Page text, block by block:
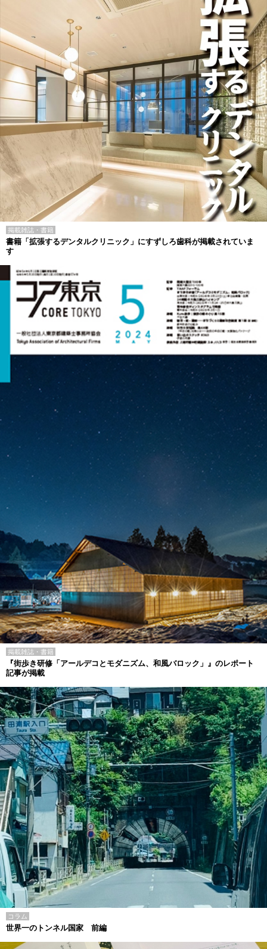
掲載雑誌・書籍
書籍「拡張するデンタルクリニック」にすずしろ歯科が掲載されていま
す
掲載雑誌・書籍
『街歩き研修「アールデコとモダニズム、和風バロック」』のレポート
記事が掲載
コラム
世界一のトンネル国家 前編